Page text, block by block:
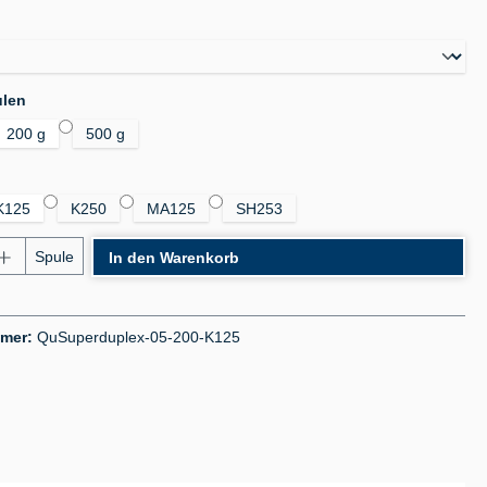
200 g 500 g
K250 MA125 SH253
Gib den gewünschten Wert ein oder
Spule In den Warenkorb
QuSuperduplex-05-200-K125